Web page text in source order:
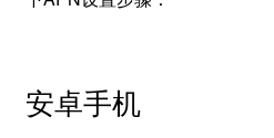
安卓手机